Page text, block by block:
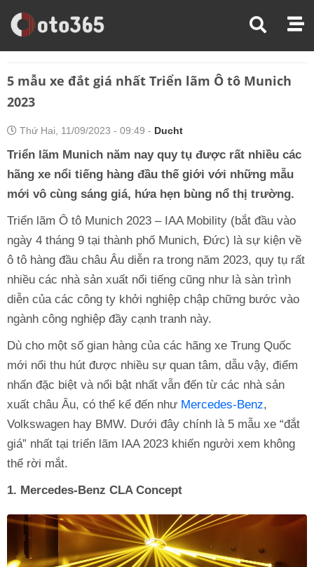
Trang Chủ
Tin Xe
5 mẫu xe đắt giá nhất Triển lãm Ô tô Munich
2023
Thứ Hai, 11/09/2023 - 09:49 - Ducht
Triển lãm Munich năm nay quy tụ được rất nhiều các
hãng xe nổi tiếng hàng đầu thế giới với những mẫu
mới vô cùng sáng giá, hứa hẹn bùng nổ thị trường.
Triển lãm Ô tô Munich 2023 – IAA Mobility (bắt đầu vào
ngày 4 tháng 9 tại thành phố Munich, Đức) là sự kiện về
ô tô hàng đầu châu Âu diễn ra trong năm 2023, quy tụ rất
nhiều các nhà sản xuất nổi tiếng cũng như là sàn trình
diễn của các công ty khởi nghiệp chập chững bước vào
ngành công nghiệp đầy cạnh tranh này.
Dù cho một số gian hàng của các hãng xe Trung Quốc
mới nổi thu hút được nhiều sự quan tâm, dẫu vậy, điểm
nhấn đặc biệt và nổi bật nhất vẫn đến từ các nhà sản
xuất châu Âu, có thể kể đến như Mercedes-Benz,
Volkswagen hay BMW. Dưới đây chính là 5 mẫu xe “đắt
giá” nhất tại triển lãm IAA 2023 khiến người xem không
thể rời mắt.
1. Mercedes-Benz CLA Concept